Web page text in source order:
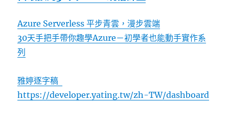
Azure Serverless 平步青雲，漫步雲端
30天手把手帶你趣學Azure－初學者也能動手實作系
列
雅婷逐字稿
https://developer.yating.tw/zh-TW/dashboard